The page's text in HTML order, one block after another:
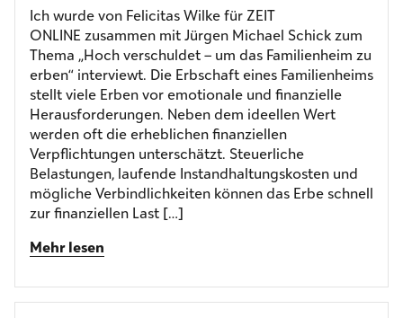
Ich wurde von Felicitas Wilke für ZEIT
ONLINE zusammen mit Jürgen Michael Schick zum
Thema „Hoch verschuldet – um das Familienheim zu
erben“ interviewt. Die Erbschaft eines Familienheims
stellt viele Erben vor emotionale und finanzielle
Herausforderungen. Neben dem ideellen Wert
werden oft die erheblichen finanziellen
Verpflichtungen unterschätzt. Steuerliche
Belastungen, laufende Instandhaltungskosten und
mögliche Verbindlichkeiten können das Erbe schnell
zur finanziellen Last […]
Mehr lesen